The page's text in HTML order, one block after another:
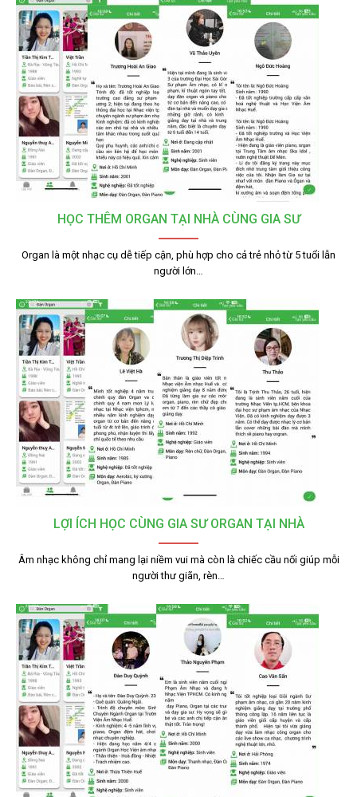
HỌC THÊM ORGAN TẠI NHÀ CÙNG GIA SƯ
Organ là một nhạc cụ dễ tiếp cận, phù hợp cho cả trẻ nhỏ từ 5 tuổi lẫn
người lớn…
LỢI ÍCH HỌC CÙNG GIA SƯ ORGAN TẠI NHÀ
Âm nhạc không chỉ mang lại niềm vui mà còn là chiếc cầu nối giúp mỗi
người thư giãn, rèn…